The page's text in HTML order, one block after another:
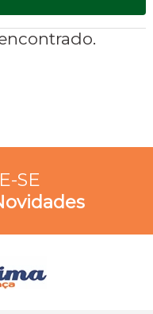
SE